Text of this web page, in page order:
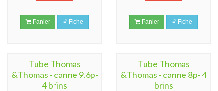
Panier Fiche Panier Fiche
Tube Thomas
&Thomas - canne 9.6p-
4 brins
Tube Thomas
&Thomas - canne 8p- 4
brins